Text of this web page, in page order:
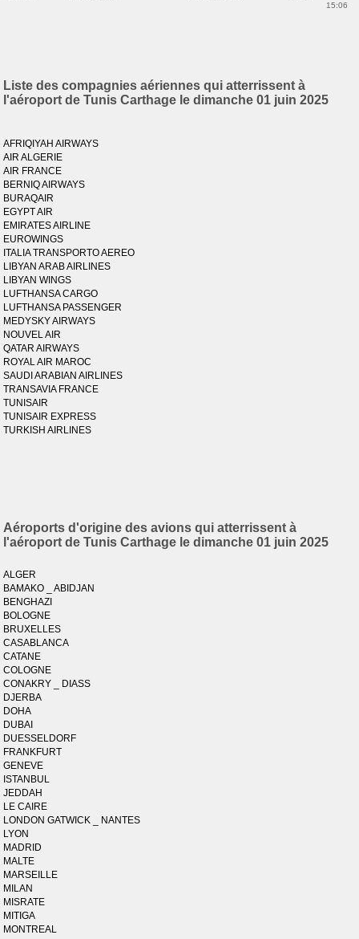
15:06
Liste des compagnies aériennes qui atterrissent à
l'aéroport de Tunis Carthage le dimanche 01 juin 2025
AFRIQIYAH AIRWAYS
AIR ALGERIE
AIR FRANCE
BERNIQ AIRWAYS
BURAQAIR
EGYPT AIR
EMIRATES AIRLINE
EUROWINGS
ITALIA TRANSPORTO AEREO
LIBYAN ARAB AIRLINES
LIBYAN WINGS
LUFTHANSA CARGO
LUFTHANSA PASSENGER
MEDYSKY AIRWAYS
NOUVEL AIR
QATAR AIRWAYS
ROYAL AIR MAROC
SAUDI ARABIAN AIRLINES
TRANSAVIA FRANCE
TUNISAIR
TUNISAIR EXPRESS
TURKISH AIRLINES
Aéroports d'origine des avions qui atterrissent à
l'aéroport de Tunis Carthage le dimanche 01 juin 2025
ALGER
BAMAKO _ ABIDJAN
BENGHAZI
BOLOGNE
BRUXELLES
CASABLANCA
CATANE
COLOGNE
CONAKRY _ DIASS
DJERBA
DOHA
DUBAI
DUESSELDORF
FRANKFURT
GENEVE
ISTANBUL
JEDDAH
LE CAIRE
LONDON GATWICK _ NANTES
LYON
MADRID
MALTE
MARSEILLE
MILAN
MISRATE
MITIGA
MONTREAL